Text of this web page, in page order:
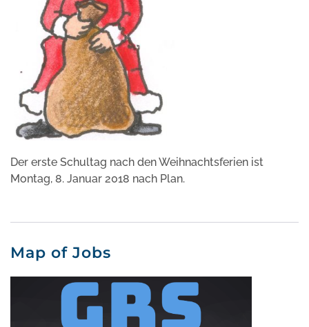
Der erste Schultag nach den Weihnachtsferien ist
Montag, 8. Januar 2018 nach Plan.
Map of Jobs